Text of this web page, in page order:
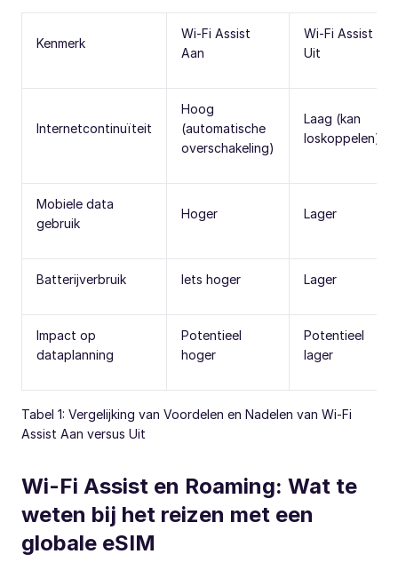
Kenmerk
Wi-Fi Assist
Aan
Wi-Fi Assist
Uit
Internetcontinuïteit
Hoog
(automatische
overschakeling)
Laag (kan
loskoppelen)
Mobiele data
gebruik
Hoger Lager
Batterijverbruik Iets hoger Lager
Impact op
dataplanning
Potentieel
hoger
Potentieel
lager
Tabel 1: Vergelijking van Voordelen en Nadelen van Wi-Fi
Assist Aan versus Uit
Wi-Fi Assist en Roaming: Wat te
weten bij het reizen met een
globale eSIM